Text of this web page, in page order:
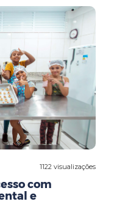
1122 visualizações
com
e